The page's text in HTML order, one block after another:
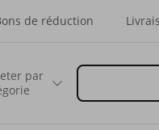
de réduction
par